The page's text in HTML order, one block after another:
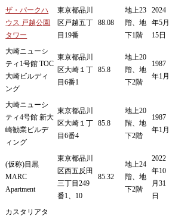
ザ・パークハ
ウス 戸越公園
タワー
東京都品川
区戸越五丁
目19番
88.08
地上23
階、地
下1階
2024
年5月
15日
大崎ニューシ
ティ1号館 TOC
大崎ビルディ
ング
東京都品川
区大崎１丁
目6番1
85.8
地上20
階、地
下2階
1987
年1月
大崎ニューシ
ティ4号館 新大
崎勧業ビルデ
ィング
東京都品川
区大崎１丁
目6番4
85.8
地上20
階、地
下2階
1987
年1月
(仮称)目黒
MARC
Apartment
東京都品川
区西五反田
三丁目249
番1、10
85.32
地上24
階、地
下2階
2022
年10
月31
日
カスタリアタ